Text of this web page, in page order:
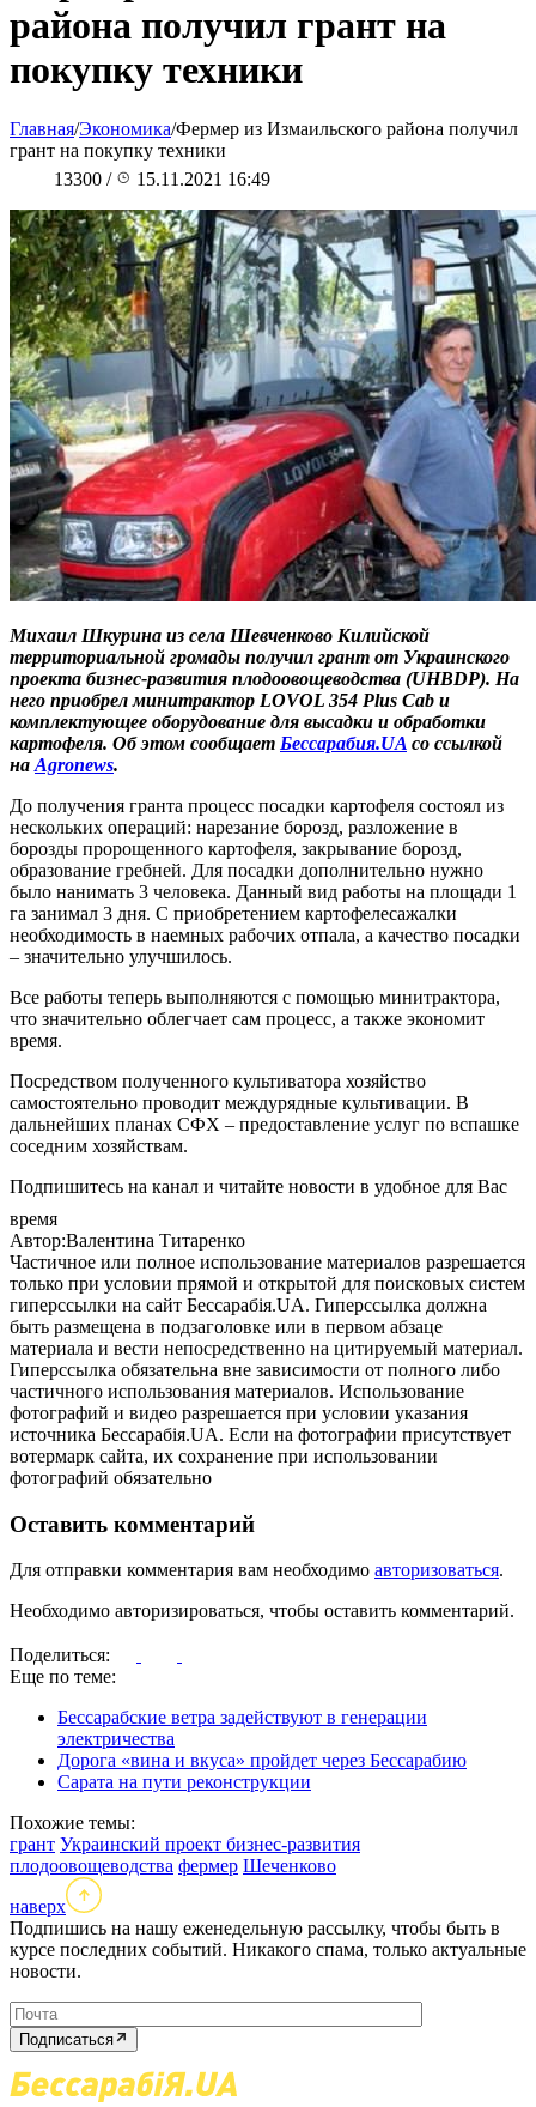
района получил грант на
покупку техники
Главная/Экономика/Фермер из Измаильского района получил
грант на покупку техники
13300 / 15.11.2021 16:49
Михаил Шкурина из села Шевченково Килийской
территориальной громады получил грант от Украинского
проекта бизнес-развития плодоовощеводства (UHBDP). На
него приобрел минитрактор LOVOL 354 Plus Cab и
комплектующее оборудование для высадки и обработки
картофеля. Об этом сообщает Бессарабия.UA со ссылкой
на Agronews.
До получения гранта процесс посадки картофеля состоял из
нескольких операций: нарезание борозд, разложение в
борозды пророщенного картофеля, закрывание борозд,
образование гребней. Для посадки дополнительно нужно
было нанимать 3 человека. Данный вид работы на площади 1
га занимал 3 дня. С приобретением картофелесажалки
необходимость в наемных рабочих отпала, а качество посадки
– значительно улучшилось.
Все работы теперь выполняются с помощью минитрактора,
что значительно облегчает сам процесс, а также экономит
время.
Посредством полученного культиватора хозяйство
самостоятельно проводит междурядные культивации. В
дальнейших планах СФХ – предоставление услуг по вспашке
соседним хозяйствам.
Подпишитесь на канал и читайте новости в удобное для Вас
время
Автор:Валентина Титаренко
Частичное или полное использование материалов разрешается
только при условии прямой и открытой для поисковых систем
гиперссылки на сайт Бессарабія.UA. Гиперссылка должна
быть размещена в подзаголовке или в первом абзаце
материала и вести непосредственно на цитируемый материал.
Гиперссылка обязательна вне зависимости от полного либо
частичного использования материалов. Использование
фотографий и видео разрешается при условии указания
источника Бессарабія.UA. Если на фотографии присутствует
вотермарк сайта, их сохранение при использовании
фотографий обязательно
Оставить комментарий
Для отправки комментария вам необходимо авторизоваться.
Необходимо авторизироваться, чтобы оставить комментарий.
Поделиться:
Еще по теме:
Бессарабские ветра задействуют в генерации
электричества
Дорога «вина и вкуса» пройдет через Бессарабию
Сарата на пути реконструкции
Похожие темы:
грант Украинский проект бизнес-развития
плодоовощеводства фермер Шеченково
наверх
Подпишись на нашу еженедельную рассылку, чтобы быть в
курсе последних событий. Никакого спама, только актуальные
новости.
Подписаться